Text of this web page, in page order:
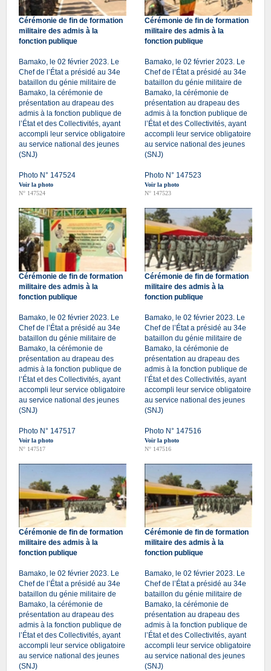
Cérémonie de fin de formation
militaire des admis à la
fonction publique
Bamako, le 02 février 2023. Le
Chef de l’État a présidé au 34e
bataillon du génie militaire de
Bamako, la cérémonie de
présentation au drapeau des
admis à la fonction publique de
l’État et des Collectivités, ayant
accompli leur service obligatoire
au service national des jeunes
(SNJ)
Photo N° 147524
Voir la photo
N° 147524
Cérémonie de fin de formation
militaire des admis à la
fonction publique
Bamako, le 02 février 2023. Le
Chef de l’État a présidé au 34e
bataillon du génie militaire de
Bamako, la cérémonie de
présentation au drapeau des
admis à la fonction publique de
l’État et des Collectivités, ayant
accompli leur service obligatoire
au service national des jeunes
(SNJ)
Photo N° 147523
Voir la photo
N° 147523
Cérémonie de fin de formation
militaire des admis à la
fonction publique
Bamako, le 02 février 2023. Le
Chef de l’État a présidé au 34e
bataillon du génie militaire de
Bamako, la cérémonie de
présentation au drapeau des
admis à la fonction publique de
l’État et des Collectivités, ayant
accompli leur service obligatoire
au service national des jeunes
(SNJ)
Photo N° 147517
Voir la photo
N° 147517
Cérémonie de fin de formation
militaire des admis à la
fonction publique
Bamako, le 02 février 2023. Le
Chef de l’État a présidé au 34e
bataillon du génie militaire de
Bamako, la cérémonie de
présentation au drapeau des
admis à la fonction publique de
l’État et des Collectivités, ayant
accompli leur service obligatoire
au service national des jeunes
(SNJ)
Photo N° 147516
Voir la photo
N° 147516
Cérémonie de fin de formation
militaire des admis à la
fonction publique
Bamako, le 02 février 2023. Le
Chef de l’État a présidé au 34e
bataillon du génie militaire de
Bamako, la cérémonie de
présentation au drapeau des
admis à la fonction publique de
l’État et des Collectivités, ayant
accompli leur service obligatoire
au service national des jeunes
(SNJ)
Cérémonie de fin de formation
militaire des admis à la
fonction publique
Bamako, le 02 février 2023. Le
Chef de l’État a présidé au 34e
bataillon du génie militaire de
Bamako, la cérémonie de
présentation au drapeau des
admis à la fonction publique de
l’État et des Collectivités, ayant
accompli leur service obligatoire
au service national des jeunes
(SNJ)